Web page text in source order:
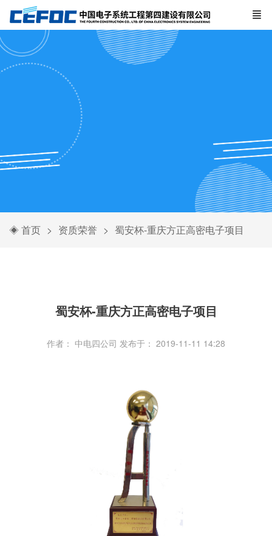
◈ 首页 资质荣誉 蜀安杯-重庆方正高密电子项目
蜀安杯-重庆方正高密电子项目
作者： 中电四公司 发布于： 2019-11-11 14:28